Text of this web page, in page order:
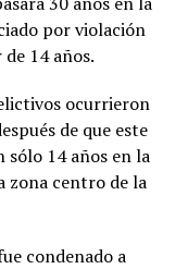
por violación
14 años.
ocurrieron
de que este
sólo 14 años en la
zona centro de la
condenado a